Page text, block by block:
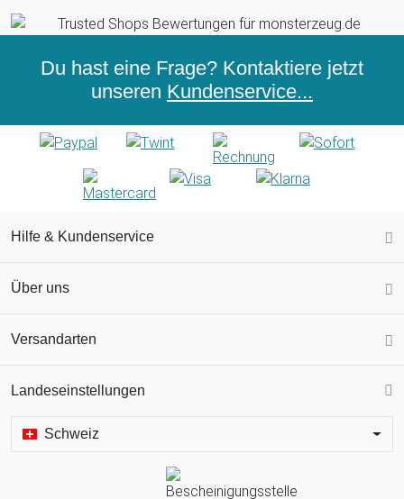
Du hast eine Frage? Kontaktiere jetzt
unseren Kundenservice...
Hilfe & Kundenservice
Über uns
Versandarten
Landeseinstellungen
Schweiz